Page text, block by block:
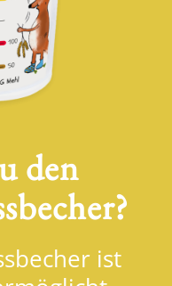
ist
Farben.